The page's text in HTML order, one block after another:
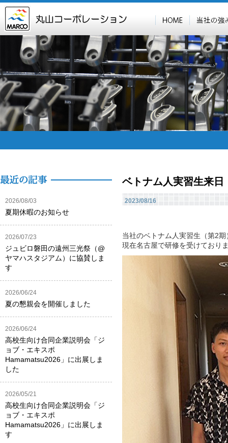
ベトナム人実習生来日
2023/08/16
当社のベトナム人実習生（第2
現在名古屋で研修を受けており
2026/08/03
夏期休暇のお知らせ
2026/07/23
ジュビロ磐田の遠州三光祭（@
ヤマハスタジアム）に協賛しま
す
2026/06/24
夏の懇親会を開催しました
2026/06/24
高校生向け合同企業説明会「ジ
ョブ・エキスポ
Hamamatsu2026」に出展しま
した
2026/05/21
高校生向け合同企業説明会「ジ
ョブ・エキスポ
Hamamatsu2026」に出展しま
す